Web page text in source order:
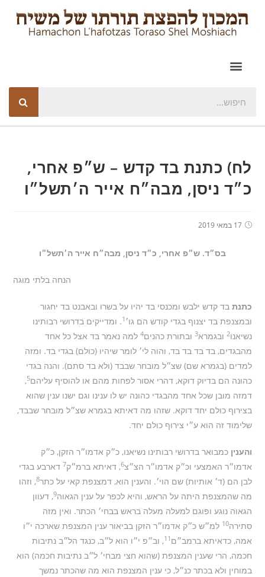
לח) כתנת בד קדש – ש״פ אחרי,
כ״ד ניסן, מבה״ח אייר ה׳תשל״ו
17 במאי 2019
בס״ד. ש״פ אחרי, כ״ד ניסן, מבה״ח אייר ה׳תשל״ו
הנחה בלתי מוגה
כתנתבד קדש ילבש ומכנסי בד יהיו על בשרו ובאבנט בד יחגור
ובמצנפת בד יצנוף בגדי קודש הם גו׳ 1. ומדייקים בדרושי רבותינו
נשיאנו2 ובגמרא3 ובתורת כהנים4 למה נאמר בד אצל כל אחד
מהבגדים, בד בד בד בד, והוה לי׳ לומר שיהיו (כולם) בגדי בד. ומזה
למדים (בגמרא שם) שצ״ל מובחר שבבד (ולא בד סתם). והנה בגדי
כהונה הם בדיוק דוקא, דהרי אסור לפחות מהם או להוסיף עליהם5
,
דמזה מובן שכל אחד מהבגדי כהונה יש לו ענינו וגם ישנו ענין שהוא
בצירוף כולם יחד דוקא. שזהו מה דאיתא בגמרא שצ״ל מובחר שבבד,
שלימוד זה הוא ע״י צירוף כולם יחד.
והעניןכמבואר בדרושי רבותינו נשיאנו, כ״ק אדמו״ר הזקן, כ״ק
אדמו״ר האמצעי וכ״ק אדמו״ר הצ״צ6, דאיתא ברמ״ק7 דארבע בגדי
לבן הם (ד׳ אותיות) שם הוי׳. והענין הוא, דמצנפת קאי על כתר8, וזהו
מה שהמצנפת היתה על הראש, והיא לכפר על ענין הגאוה9, דעוון
הגאוה נוגע ופוגם למעלה מעלה בראש בבחי׳ הכתר. ואין מזה
סתירה10 למ״ש כ״ק אדמו״ר הזקן בביאור ענין המצנפת שארכה י״ו
אמה, כדאיתא ברמב״ם 11, וב״פ י״ו הוא ל״ב, כנגד הל״ב נתיבות
חכמה, הרי שענין המצנפת (שהוא חצי מבחי׳ ל״ב נתיבות חכמה) הוא
במוחין ולא בכתר כנ״ל, כי ענין המצנפת הוא מה שהכתר נמשך